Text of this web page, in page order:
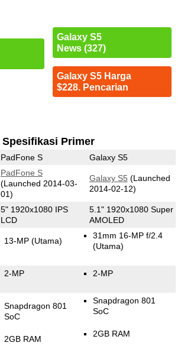
Galaxy S5
News (327)
Galaxy S5 Harga
$228. Pencarian
Spesifikasi Primer
PadFone S Galaxy S5
PadFone S
(Launched 2014-03-
01)
Galaxy S5 (Launched
2014-02-12)
5" 1920x1080 IPS
LCD
5.1" 1920x1080 Super
AMOLED
13-MP (Utama)
31mm 16-MP f/2.4
(Utama)
2-MP 2-MP
Snapdragon 801
SoC
2GB RAM
Snapdragon 801
SoC
2GB RAM